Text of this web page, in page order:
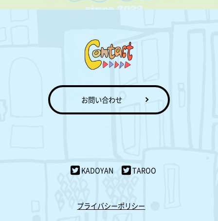
お問い合わせ
KADOYAN TAROO
プライバシーポリシー